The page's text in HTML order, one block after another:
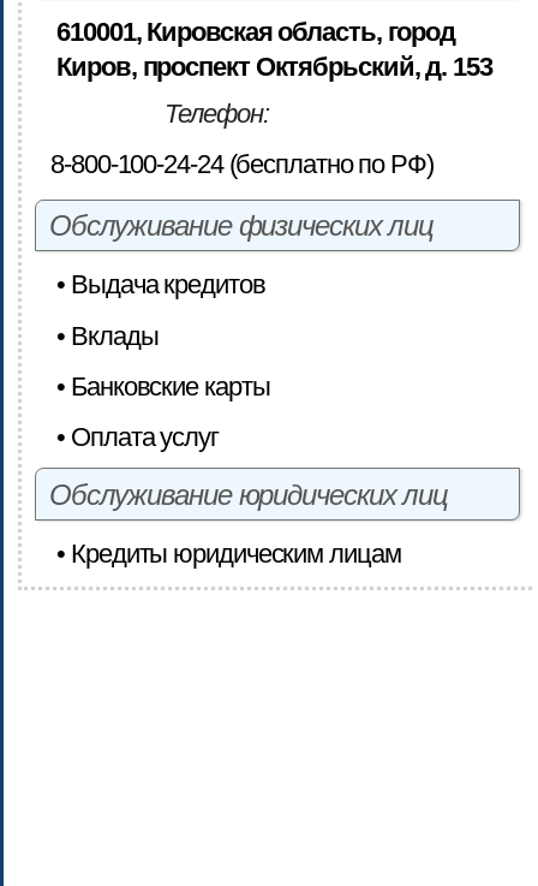
610001, Кировская область, город
Киров, проспект Октябрьский, д. 153
Телефон:
8-800-100-24-24 (бесплатно по РФ)
Обслуживание физических лиц
• Выдача кредитов
• Вклады
• Банковские карты
• Оплата услуг
Обслуживание юридических лиц
• Кредиты юридическим лицам